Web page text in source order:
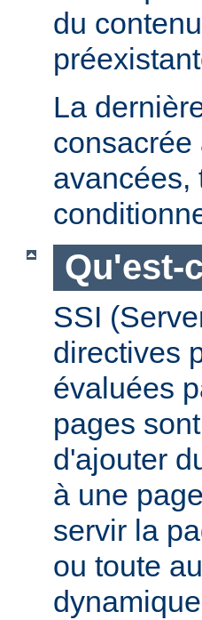
du
La
avancées,
Qu'est-
SSI
directives
évaluées
pages
d'ajouter
à une
servir la
ou toute